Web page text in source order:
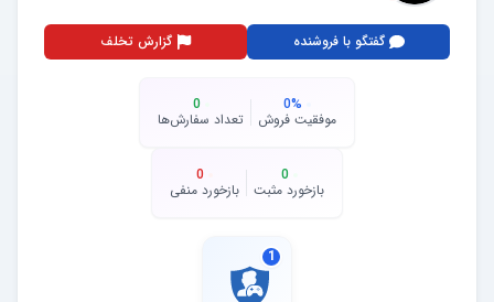
گفتگو با فروشنده گزارش تخلف
0%
موفقیت فروش
0
تعداد سفارش‌ها
0
بازخورد مثبت
0
بازخورد منفی
1